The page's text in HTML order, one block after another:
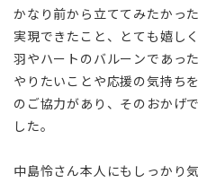
かなり前から立ててみたかっ
実現できたこと、とても嬉し
羽やハートのバルーンであっ
やりたいことや応援の気持ち
のご協力があり、そのおかげ
した。
中島怜さん本人にもしっかり